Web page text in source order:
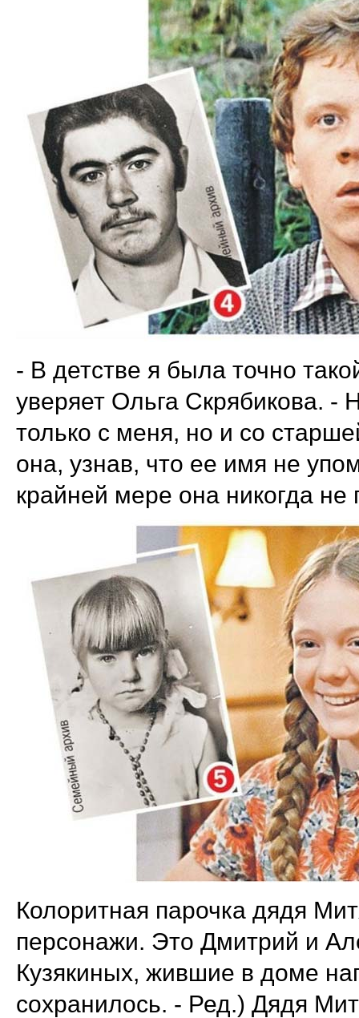
- В детстве я была точно
уверяет Ольга Скрябикова.
только с меня, но и со
она, узнав, что ее имя не
крайней мере она никогда не
Колоритная парочка дядя
персонажи. Это Дмитрий и
Кузякиных, жившие в доме
сохранилось. - Ред.) Дядя